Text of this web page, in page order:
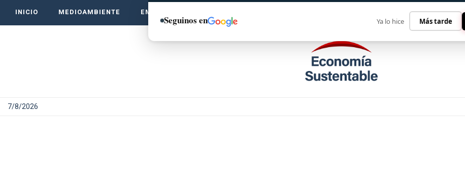
INICIO MEDIOAMBIENTE EMPRENDE VERDE CONTACTO
7/8/2026
Seguinos en Ya lo hice Más tarde